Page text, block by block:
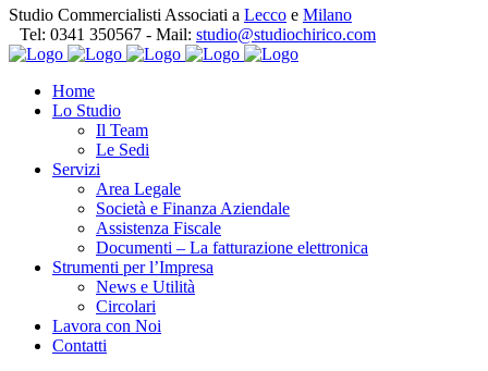
Studio Commercialisti Associati a Lecco e Milano
Tel: 0341 350567 - Mail: studio@studiochirico.com
Home
Lo Studio
Il Team
Le Sedi
Servizi
Area Legale
Società e Finanza Aziendale
Assistenza Fiscale
Documenti – La fatturazione elettronica
Strumenti per l’Impresa
News e Utilità
Circolari
Lavora con Noi
Contatti